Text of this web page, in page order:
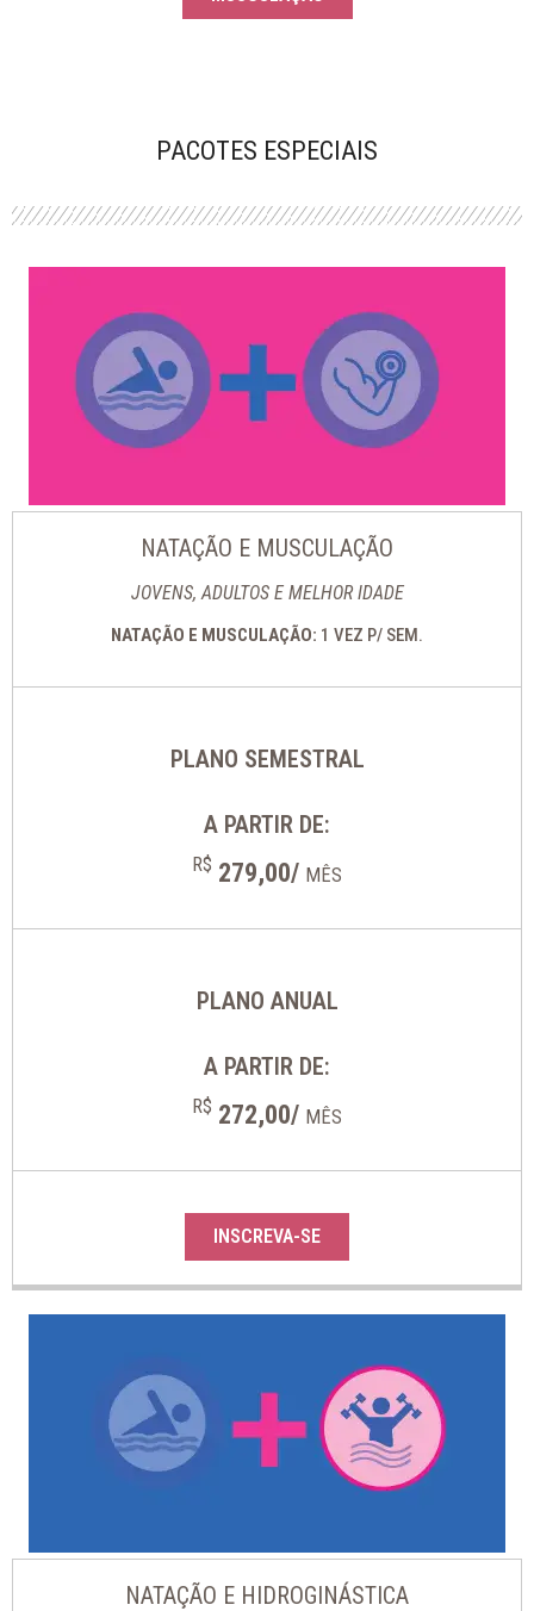
PACOTES ESPECIAIS
NATAÇÃO E MUSCULAÇÃO
JOVENS, ADULTOS E MELHOR IDADE
NATAÇÃO E MUSCULAÇÃO: 1 VEZ P/ SEM.
PLANO SEMESTRAL
A PARTIR DE:
R$ 279,00/ MÊS
PLANO ANUAL
A PARTIR DE:
R$ 272,00/ MÊS
INSCREVA-SE
NATAÇÃO E HIDROGINÁSTICA